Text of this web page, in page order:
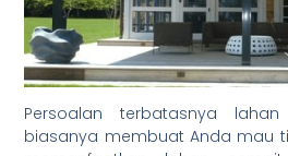
Persoalan terbatasnya
biasanya membuat Anda mau